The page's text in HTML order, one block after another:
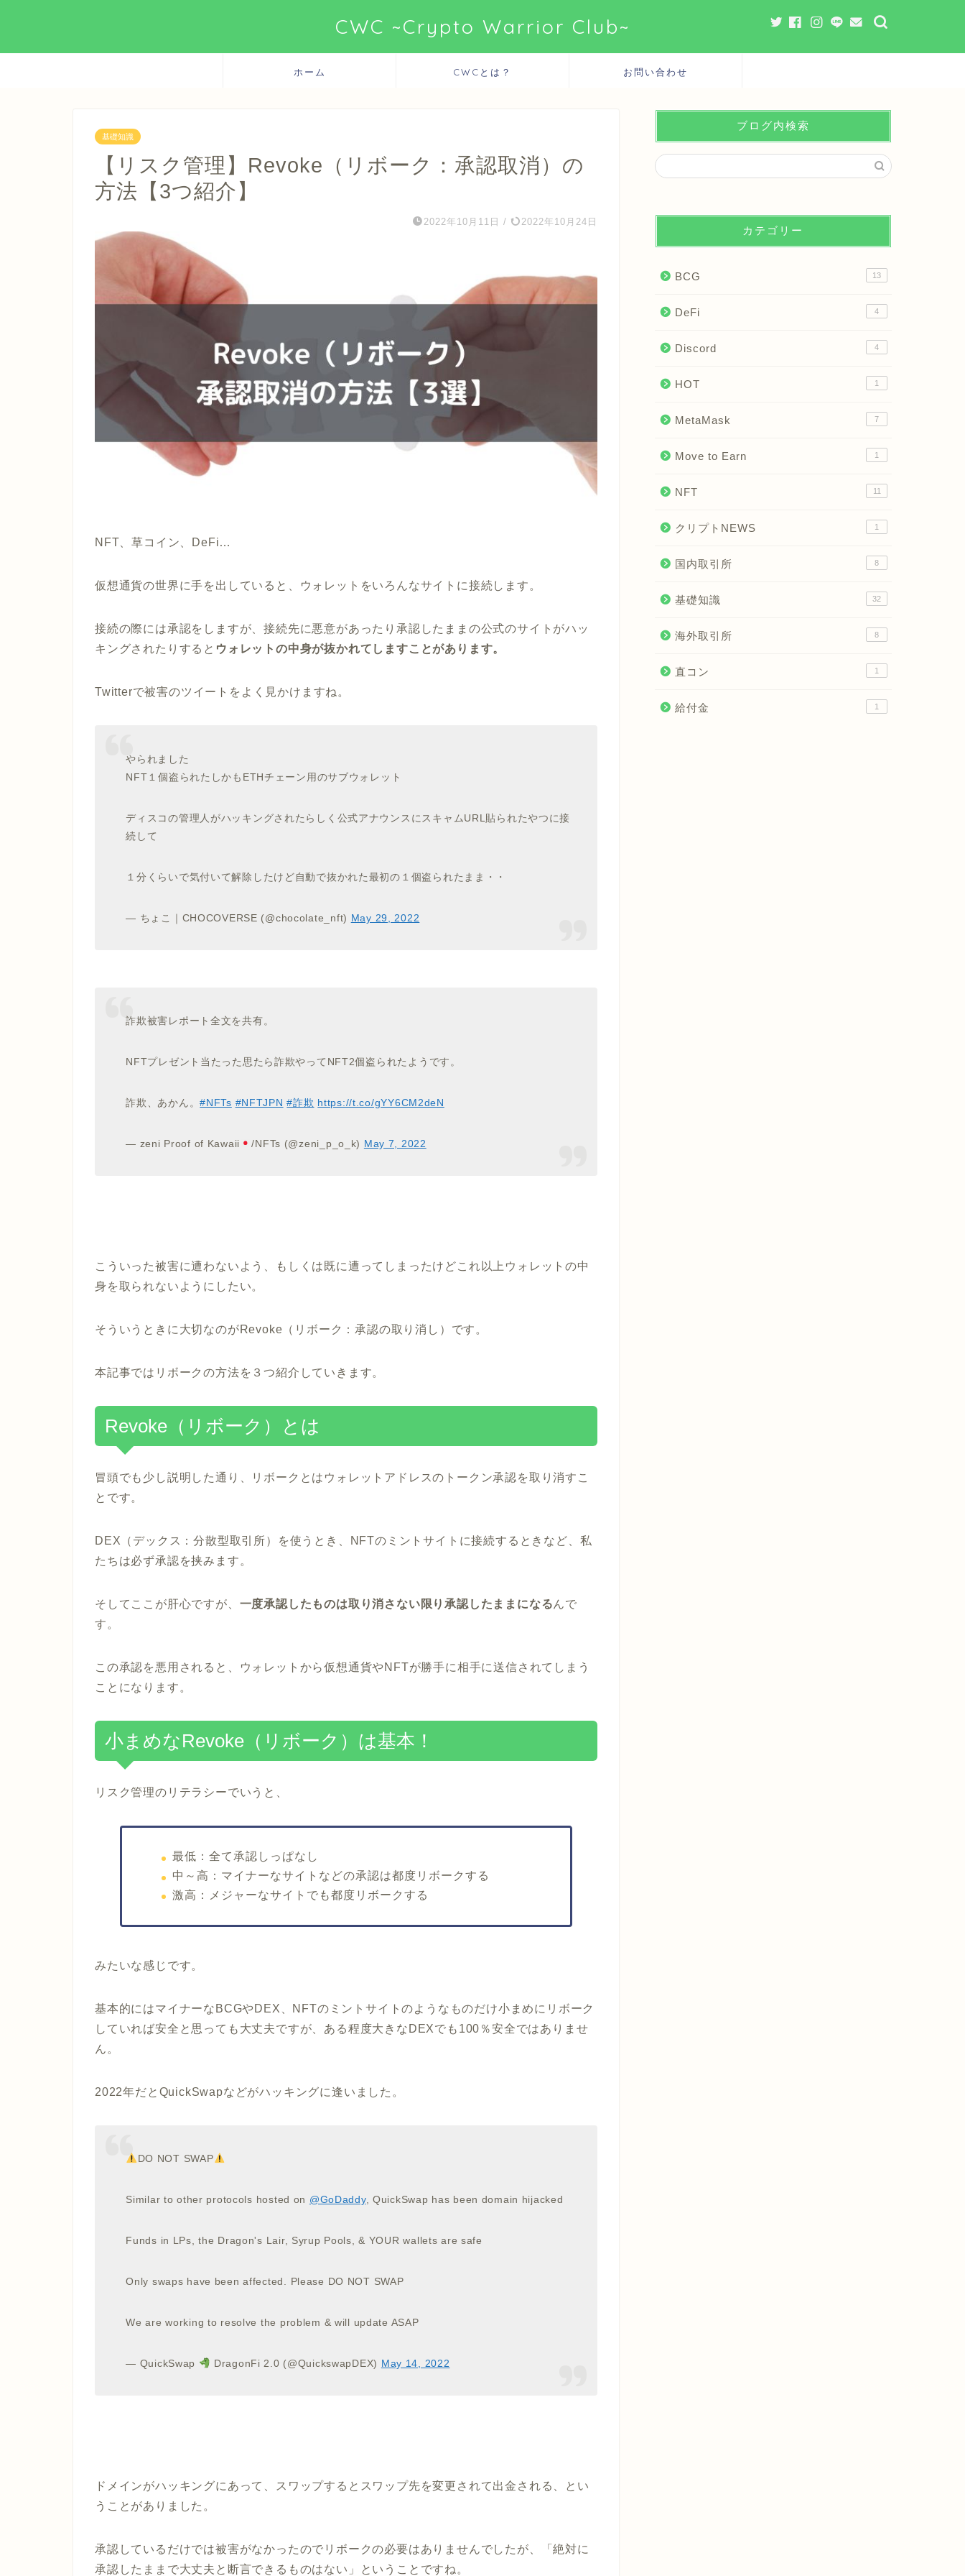
CWC ~Crypto Warrior Club~
ホーム CWCとは？ お問い合わせ
基礎知識
【リスク管理】Revoke（リボーク：承認取消）の
方法【3つ紹介】
2022年10月11日 / 2022年10月24日
NFT、草コイン、DeFi…
仮想通貨の世界に手を出していると、ウォレットをいろんなサイトに接続します。
接続の際には承認をしますが、接続先に悪意があったり承認したままの公式のサイトがハッ
キングされたりすると ウォレットの中身が抜かれてしますことがあります。
Twitterで被害のツイートをよく見かけますね。
やられました
NFT１個盗られたしかもETHチェーン用のサブウォレット
ディスコの管理人がハッキングされたらしく公式アナウンスにスキャムURL貼られたやつに接
続して
１分くらいで気付いて解除したけど自動で抜かれた最初の１個盗られたまま・・
— ちょこ｜CHOCOVERSE (@chocolate_nft) May 29, 2022
詐欺被害レポート全文を共有。
NFTプレゼント当たった思たら詐欺やってNFT2個盗られたようです。
詐欺、あかん。#NFTs #NFTJPN #詐欺 https://t.co/gYY6CM2deN
— zeni Proof of Kawaii /NFTs (@zeni_p_o_k) May 7, 2022
こういった被害に遭わないよう、もしくは既に遭ってしまったけどこれ以上ウォレットの中
身を取られないようにしたい。
そういうときに大切なのがRevoke（リボーク：承認の取り消し）です。
本記事ではリボークの方法を３つ紹介していきます。
Revoke（リボーク）とは
冒頭でも少し説明した通り、リボークとはウォレットアドレスのトークン承認を取り消すこ
とです。
DEX（デックス：分散型取引所）を使うとき、NFTのミントサイトに接続するときなど、私
たちは必ず承認を挟みます。
そしてここが肝心ですが、 一度承認したものは取り消さない限り承認したままになるんで
す。
この承認を悪用されると、ウォレットから仮想通貨やNFTが勝手に相手に送信されてしまう
ことになります。
小まめなRevoke（リボーク）は基本！
リスク管理のリテラシーでいうと、
最低：全て承認しっぱなし
中～高：マイナーなサイトなどの承認は都度リボークする
激高：メジャーなサイトでも都度リボークする
みたいな感じです。
基本的にはマイナーなBCGやDEX、NFTのミントサイトのようなものだけ小まめにリボーク
していれば安全と思っても大丈夫ですが、ある程度大きなDEXでも100％安全ではありませ
ん。
2022年だとQuickSwapなどがハッキングに逢いました。
DO NOT SWAP
Similar to other protocols hosted on @GoDaddy, QuickSwap has been domain hijacked
Funds in LPs, the Dragon's Lair, Syrup Pools, & YOUR wallets are safe
Only swaps have been affected. Please DO NOT SWAP
We are working to resolve the problem & will update ASAP
— QuickSwap DragonFi 2.0 (@QuickswapDEX) May 14, 2022
ドメインがハッキングにあって、スワップするとスワップ先を変更されて出金される、とい
うことがありました。
承認しているだけでは被害がなかったのでリボークの必要はありませんでしたが、「絶対に
承認したままで大丈夫と断言できるものはない」ということですね。
ブログ内検索
カテゴリー
BCG 13
DeFi 4
Discord 4
HOT 1
MetaMask 7
Move to Earn 1
NFT 11
クリプトNEWS 1
国内取引所 8
基礎知識 32
海外取引所 8
直コン 1
給付金 1